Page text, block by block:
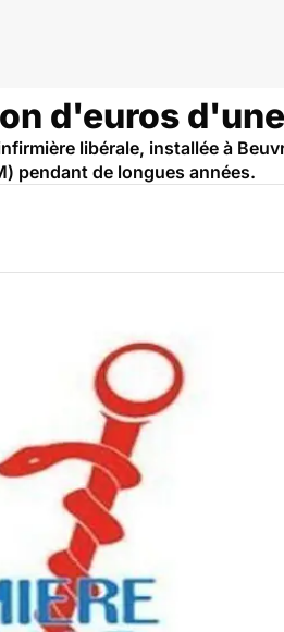
d'euros
libérale, installée à
pendant de longues années.